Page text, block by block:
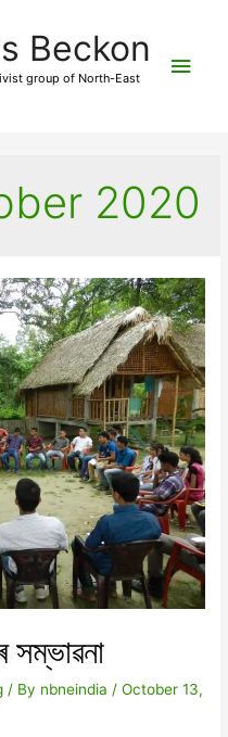
Beckon
group of North-East
Main
2020
/ By nbneindia /October 13,